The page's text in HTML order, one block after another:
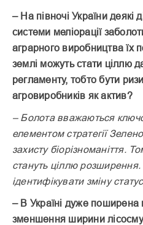
– На півночі України деякі
системи меліорації
аграрного виробництва їх
землі можуть стати ціллю
регламенту, тобто бути
агровиробників як актив?
– Болота вважаються
елементом стратегії
захисту біорізноманіття.
стануть ціллю
ідентифікувати зміну
– В Україні дуже поширена
зменшення ширини